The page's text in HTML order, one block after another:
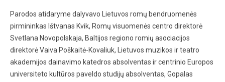
Parodos atidaryme dalyvavo Lietuvos romų bendruomenės
pirmininkas Ištvanas Kvik, Romų visuomenės centro direktorė
Svetlana Novopolskaja, Baltijos regiono romių asociacijos
direktorė Vaiva Poškaitė-Kovaliuk, Lietuvos muzikos ir teatro
akademijos dainavimo katedros absolventas ir centrinio Europos
universiteto kultūros paveldo studijų absolventas, Gopalas